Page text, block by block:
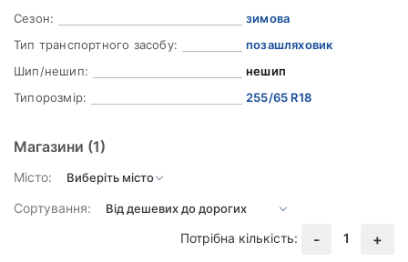
Сезон:
зимова
Тип транспортного засобу:
позашляховик
Шип/нешип:
нешип
Типорозмір:
255/65 R18
Магазини (1)
Місто:
Сортування:
Потрібна кількість:
- 1 +